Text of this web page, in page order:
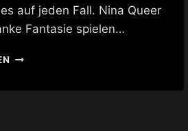
auf jeden Fall. Nina Queer
Fantasie spielen…
WER